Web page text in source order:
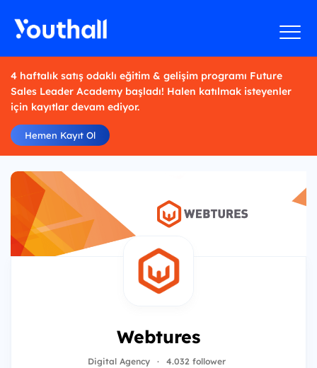
4 haftalık satış odaklı eğitim & gelişim programı Future
Sales Leader Academy başladı! Halen katılmak isteyenler
için kayıtlar devam ediyor.
Hemen Kayıt Ol
Webtures
Digital Agency · 4.032 follower